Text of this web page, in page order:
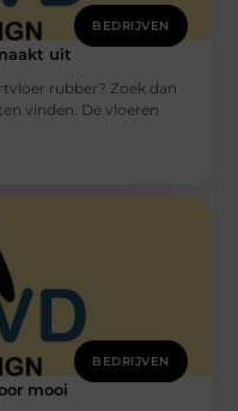
BEDRIJVEN
uit
rubber? Zoek dan
vinden. De vloeren
BEDRIJVEN
mooi